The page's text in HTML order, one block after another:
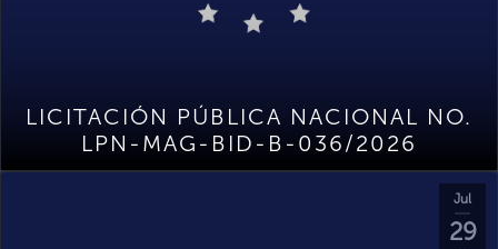
LICITACIÓN PÚBLICA NACIONAL NO.
LPN-MAG-BID-B-036/2026
Jul
29